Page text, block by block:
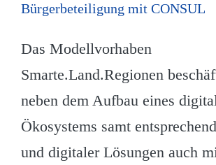
Bürgerbeteiligung mit CONSUL
Das Modellvorhaben
Smarte.Land.Regionen
neben dem Aufbau eines
Ökosystems samt
und digitaler Lösungen auch